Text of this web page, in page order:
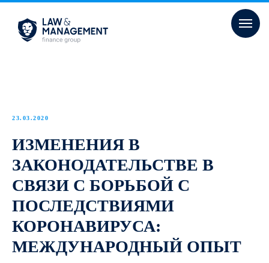
23.03.2020
ИЗМЕНЕНИЯ В
ЗАКОНОДАТЕЛЬСТВЕ В
СВЯЗИ С БОРЬБОЙ С
ПОСЛЕДСТВИЯМИ
КОРОНАВИРУСА:
МЕЖДУНАРОДНЫЙ ОПЫТ